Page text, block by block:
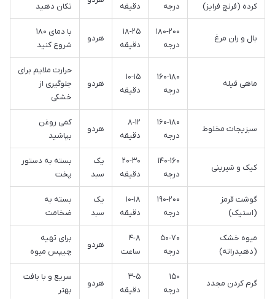
کرده (فرنچ فرایز) درجه دقیقه تکان دهید
بال و ران مرغ
۱۸۰-۲۰۰
درجه
۱۸-۲۵
دقیقه
هردو
با دمای ۱۸۰
شروع کنید
ماهی فیله
۱۶۰-۱۸۰
درجه
۱۰-۱۵
دقیقه
هردو
حرارت ملایم برای
جلوگیری از
خشکی
سبزیجات مخلوط
۱۶۰-۱۸۰
درجه
۸-۱۲
دقیقه
هردو
کمی روغن
بپاشید
کیک و شیرینی
۱۴۰-۱۶۰
درجه
۲۰-۳۰
دقیقه
یک
سبد
بسته به دستور
پخت
گوشت قرمز
(استیک)
۱۹۰-۲۰۰
درجه
۱۰-۱۸
دقیقه
یک
سبد
بسته به
ضخامت
میوه خشک
(دهیدراته)
۵۰-۷۰
درجه
۴-۸
ساعت
هردو
برای تهیه
چیپس میوه
گرم کردن مجدد
۱۵۰
درجه
۳-۵
دقیقه
هردو
سریع و با بافت
بهتر